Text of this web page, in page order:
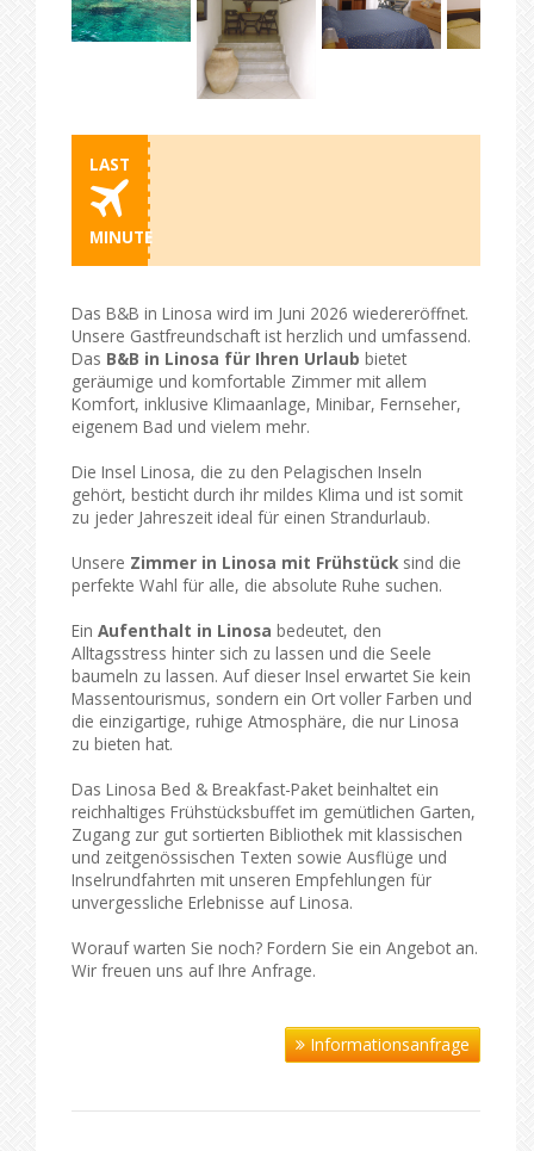
LAST
MINUTE
Das B&B in Linosa wird im Juni 2026 wiedereröffnet.
Unsere Gastfreundschaft ist herzlich und umfassend.
Das B&B in Linosa für Ihren Urlaub bietet
geräumige und komfortable Zimmer mit allem
Komfort, inklusive Klimaanlage, Minibar, Fernseher,
eigenem Bad und vielem mehr.
Die Insel Linosa, die zu den Pelagischen Inseln
gehört, besticht durch ihr mildes Klima und ist somit
zu jeder Jahreszeit ideal für einen Strandurlaub.
Unsere Zimmer in Linosa mit Frühstück sind die
perfekte Wahl für alle, die absolute Ruhe suchen.
Ein Aufenthalt in Linosa bedeutet, den
Alltagsstress hinter sich zu lassen und die Seele
baumeln zu lassen. Auf dieser Insel erwartet Sie kein
Massentourismus, sondern ein Ort voller Farben und
die einzigartige, ruhige Atmosphäre, die nur Linosa
zu bieten hat.
Das Linosa Bed & Breakfast-Paket beinhaltet ein
reichhaltiges Frühstücksbuffet im gemütlichen Garten,
Zugang zur gut sortierten Bibliothek mit klassischen
und zeitgenössischen Texten sowie Ausflüge und
Inselrundfahrten mit unseren Empfehlungen für
unvergessliche Erlebnisse auf Linosa.
Worauf warten Sie noch? Fordern Sie ein Angebot an.
Wir freuen uns auf Ihre Anfrage.
Informationsanfrage